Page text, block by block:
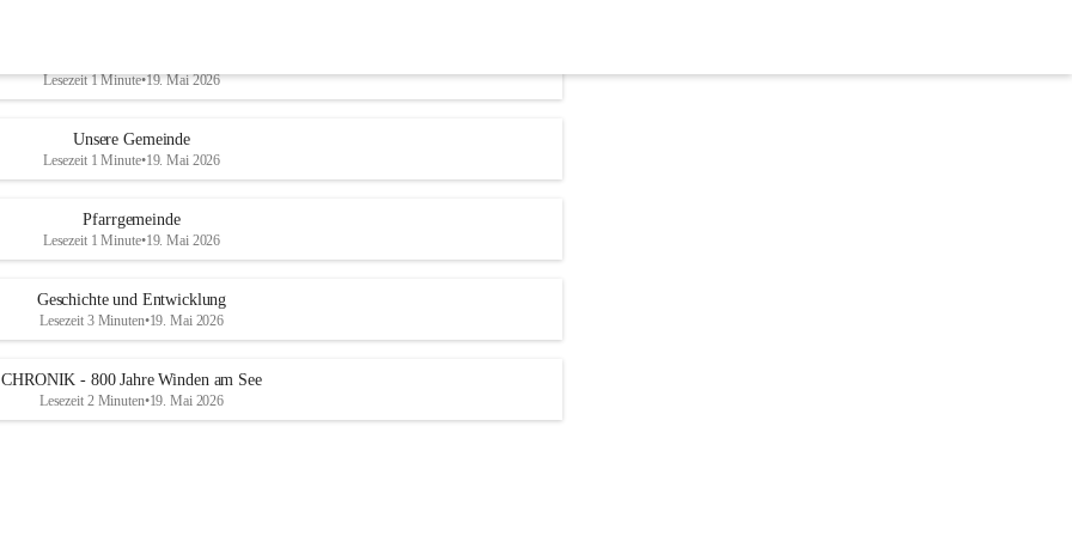
Lesezeit 1 Minute•19. Mai 2026
Unsere Gemeinde
Lesezeit 1 Minute•19. Mai 2026
Pfarrgemeinde
Lesezeit 1 Minute•19. Mai 2026
Geschichte und Entwicklung
Lesezeit 3 Minuten•19. Mai 2026
CHRONIK - 800 Jahre Winden am See
Lesezeit 2 Minuten•19. Mai 2026